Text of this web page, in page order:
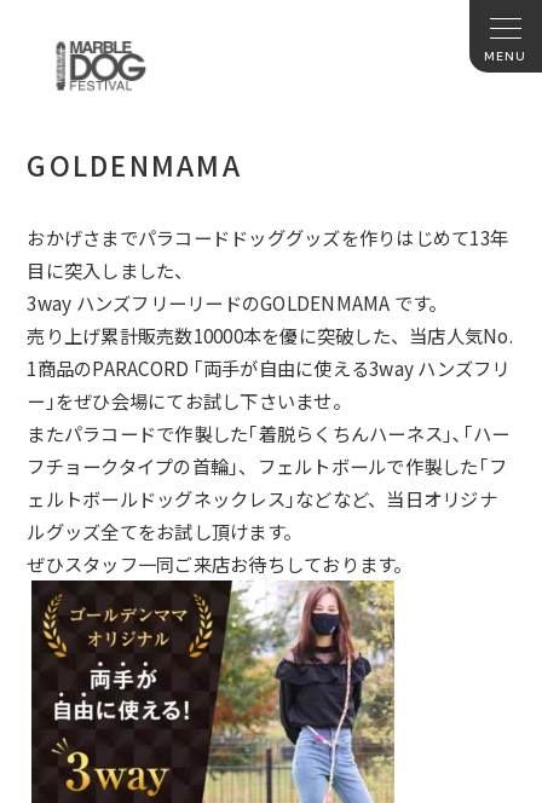
GOLDENMAMA
おかげさまでパラコードドッググッズを作りはじめて13年
目に突入しました、
3way ハンズフリーリードのGOLDENMAMA です。
売り上げ累計販売数10000本を優に突破した、当店人気No.
1商品のPARACORD ｢両手が自由に使える3way ハンズフリ
ー｣をぜひ会場にてお試し下さいませ。
またパラコードで作製した｢着脱らくちんハーネス｣､｢ハー
フチョークタイプの首輪｣、フェルトボールで作製した｢フ
ェルトボールドッグネックレス｣などなど、 当日オリジナ
ルグッズ全てをお試し頂けます。
ぜひスタッフ一同ご来店お待ちしております。